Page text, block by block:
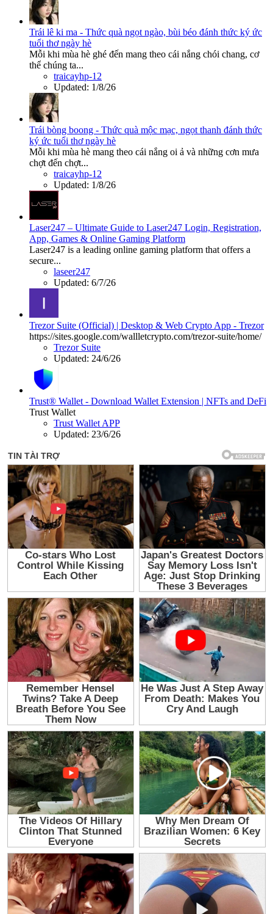
Trái lê ki ma - Thức quà ngọt ngào, bùi béo đánh thức ký ức
tuổi thơ ngày hè
Mỗi khi mùa hè ghé đến mang theo cái nắng chói chang, cơ
thể chúng ta...
traicayhp-12
Updated: 1/8/26
Trái bòng boong - Thức quà mộc mạc, ngọt thanh đánh thức
ký ức tuổi thơ ngày hè
Mỗi khi mùa hè mang theo cái nắng oi ả và những cơn mưa
chợt đến chợt...
traicayhp-12
Updated: 1/8/26
Laser247 – Ultimate Guide to Laser247 Login, Registration,
App, Games & Online Gaming Platform
Laser247 is a leading online gaming platform that offers a
secure...
laseer247
Updated: 6/7/26
Trezor Suite (Official) | Desktop & Web Crypto App - Trezor
https://sites.google.com/wallletcrypto.com/trezor-suite/home/
Trezor Suite
Updated: 24/6/26
Trust® Wallet - Download Wallet Extension | NFTs and DeFi
Trust Wallet
Trust Wallet APP
Updated: 23/6/26